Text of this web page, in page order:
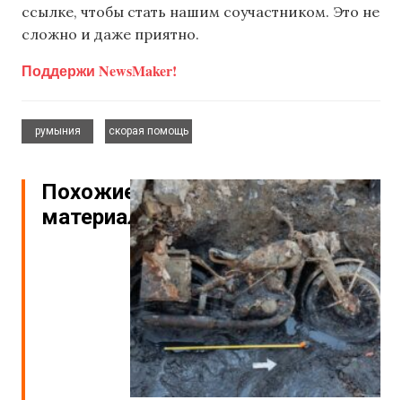
ссылке, чтобы стать нашим соучастником. Это не
сложно и даже приятно.
Поддержи NewsMaker!
румыния
скорая помощь
Похожие
материалы